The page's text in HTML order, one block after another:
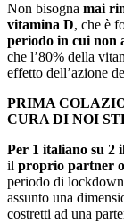
Non bisogna mai
vitamina D, che è
periodo in cui non
che l’80% della
effetto dell’azione
PRIMA
CURA DI NOI
Per 1 italiano su 2
il proprio partner
periodo di
assunto una
costretti ad una